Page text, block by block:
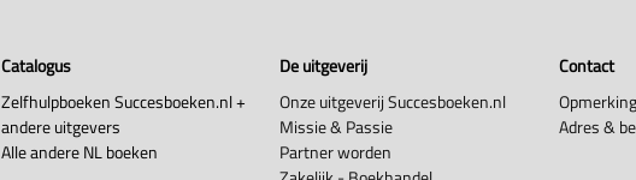
Catalogus
Zelfhulpboeken Succesboeken.nl +
andere uitgevers
Alle andere NL boeken
De uitgeverij
Onze uitgeverij Succesboeken.nl
Missie & Passie
Partner worden
Contact
Adres &